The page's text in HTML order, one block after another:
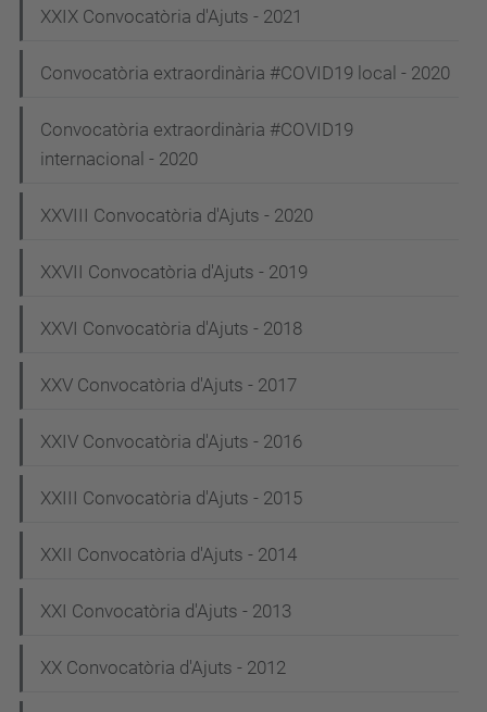
g
a
ó
XXIX Convocatòria d'Ajuts - 2021
Convocatòria extraordinària #COVID19 local - 2020
Convocatòria extraordinària #COVID19
internacional - 2020
XXVIII Convocatòria d'Ajuts - 2020
XXVII Convocatòria d'Ajuts - 2019
XXVI Convocatòria d'Ajuts - 2018
XXV Convocatòria d'Ajuts - 2017
XXIV Convocatòria d'Ajuts - 2016
XXIII Convocatòria d'Ajuts - 2015
XXII Convocatòria d'Ajuts - 2014
XXI Convocatòria d'Ajuts - 2013
XX Convocatòria d'Ajuts - 2012